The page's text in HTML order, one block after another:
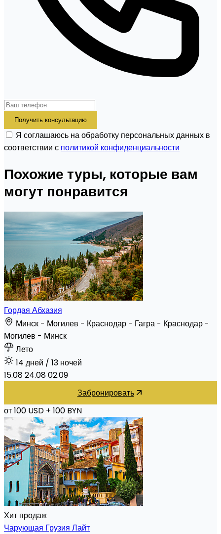
Получить консультацию
Я соглашаюсь на обработку персональных данных в
соответствии с политикой конфиденциальности
Похожие туры, которые вам
могут понравится
Гордая Абхазия
Минск - Могилев - Краснодар - Гагра - Краснодар -
Могилев - Минск
Лето
14 дней / 13 ночей
15.0824.0802.09
Забронировать
от 100 USD + 100 BYN
Хит продаж
Чарующая Грузия Лайт